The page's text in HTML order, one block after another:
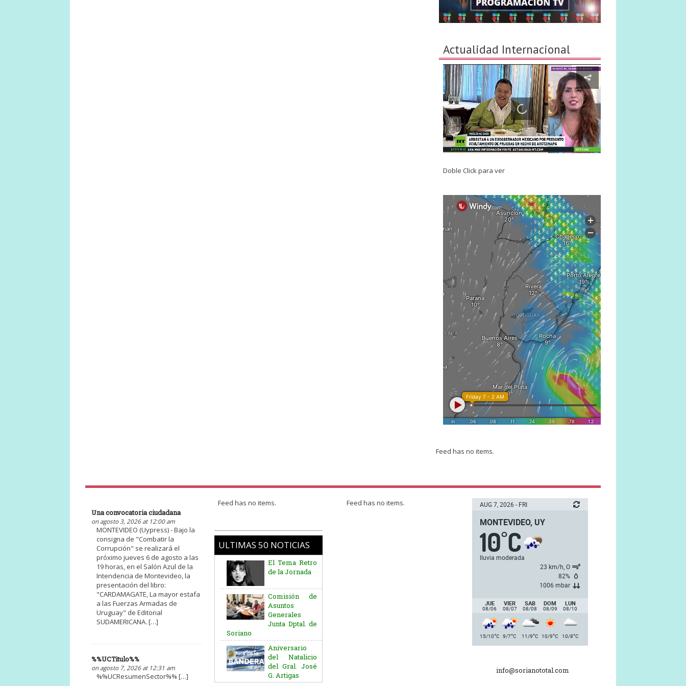
Actualidad Internacional
Doble Click para ver
Feed has no items.
Una convocatoria ciudadana
on agosto 3, 2026 at 12:00 am
MONTEVIDEO (Uypress) - Bajo la
consigna de "Combatir la
Corrupción" se realizará el
próximo jueves 6 de agosto a las
19 horas, en el Salón Azul de la
Intendencia de Montevideo, la
presentación del libro:
"CARDAMAGATE, La mayor estafa
a las Fuerzas Armadas de
Uruguay" de Editorial
SUDAMERICANA. […]
%%UCTitulo%%
on agosto 7, 2026 at 12:31 am
%%UCResumenSector%% […]
Feed has no items.
ULTIMAS 50 NOTICIAS
El Tema Retro
de la Jornada
Comisión de
Asuntos
Generales
Junta Dptal. de
Soriano
Aniversario
del Natalicio
del Gral. José
G. Artigas
Feed has no items. AUG 7, 2026 - FRI
MONTEVIDEO, UY
10°C
lluvia moderada
23 km/h, O
82%
1006 mbar
JUE
08/06
VIER
08/07
SAB
08/08
DOM
08/09
LUN
08/10
15/10°C 9/7°C 11/9°C 10/9°C 10/8°C
info@sorianototal.com